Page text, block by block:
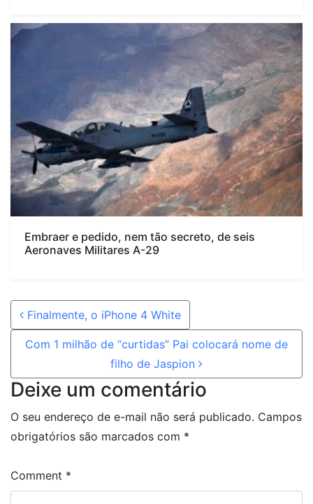
Embraer e pedido, nem tão secreto, de seis
Aeronaves Militares A-29
Post navigation
Finalmente, o iPhone 4 White
Com 1 milhão de “curtidas” Pai colocará nome de
filho de Jaspion
Deixe um comentário
O seu endereço de e-mail não será publicado. Campos
obrigatórios são marcados com *
Comment *